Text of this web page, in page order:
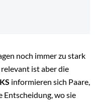
noch immer zu stark
ist aber die
informieren sich Paare,
wo sie